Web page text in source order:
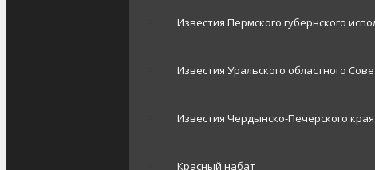
Известия Пермского губернского
Известия Уральского областного
Известия Чердынско-Печерского края
Красный набат